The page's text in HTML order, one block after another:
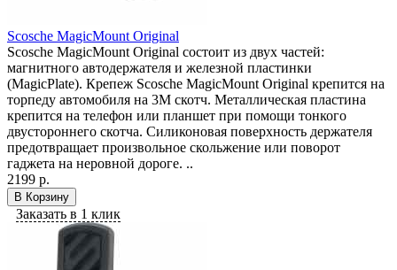
Scosche MagicMount Original
Scosche MagicMount Original состоит из двух частей:
магнитного автодержателя и железной пластинки
(MagicPlate). Крепеж Scosche MagicMount Original крепится на
торпеду автомобиля на 3М скотч. Металлическая пластина
крепится на телефон или планшет при помощи тонкого
двустороннего скотча. Силиконовая поверхность держателя
предотвращает произвольное скольжение или поворот
гаджета на неровной дороге. ..
2199 р.
В Корзину
Заказать в 1 клик